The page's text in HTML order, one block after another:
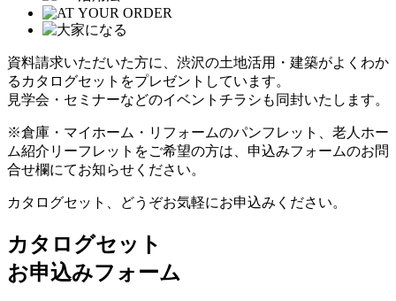
資料請求いただいた方に、渋沢の土地活用・建築がよくわか
るカタログセットをプレゼントしています。
見学会・セミナーなどのイベントチラシも同封いたします。
※倉庫・マイホーム・リフォームのパンフレット、老人ホー
ム紹介リーフレットをご希望の方は、申込みフォームのお問
合せ欄にてお知らせください。
カタログセット、どうぞお気軽にお申込みください。
カタログセット
お申込みフォーム